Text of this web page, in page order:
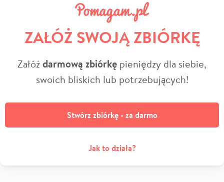
ZAŁÓŻ SWOJĄ ZBIÓRKĘ
Załóżdarmową zbiórkę pieniędzy dla siebie,
swoich bliskich lub potrzebujących!
Stwórz zbiórkę - za darmo
Jak to działa?